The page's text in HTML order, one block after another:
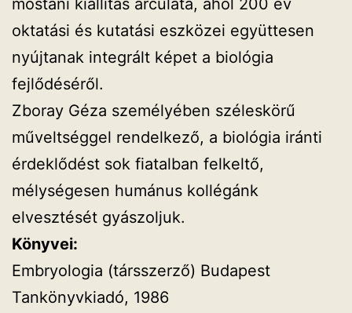
oktatási és kutatási eszközei együttesen
nyújtanak integrált képet a biológia
fejlődéséről.
Zboray Géza személyében széleskörű
műveltséggel rendelkező, a biológia iránti
érdeklődést sok fiatalban felkeltő,
mélységesen humánus kollégánk
elvesztését gyászoljuk.
Könyvei:
Embryologia (társszerző) Budapest
Tankönyvkiadó, 1986